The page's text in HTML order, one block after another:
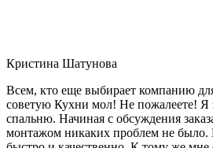
Кристина Шатунова
Всем, кто еще выбирает компанию
советую Кухни мол! Не пожалеете! Я
спальню. Начиная с обсуждения
монтажом никаких проблем не было.